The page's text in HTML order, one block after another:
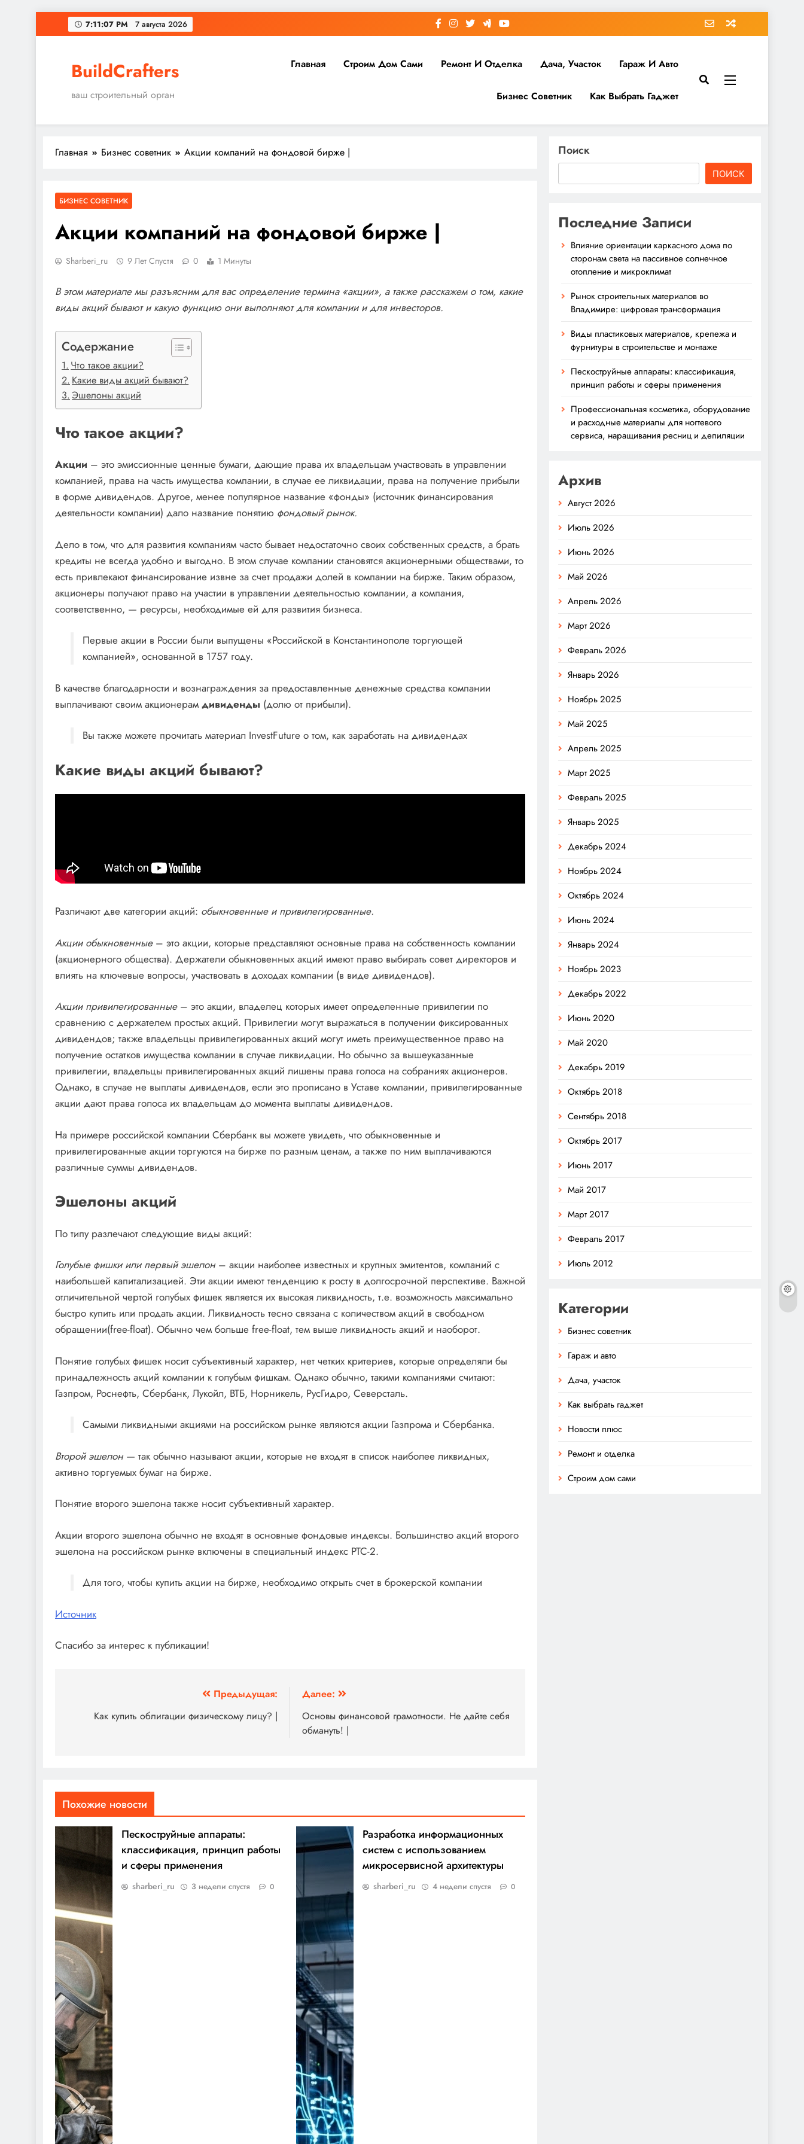
Перейти
к
7:11:08 PM 7 августа 2026
BuildCrafters
ваш строительный орган
Главная Строим Дом Сами Ремонт И Отделка Дача, Участок Гараж И Авто
Бизнес Советник Как Выбрать Гаджет
Главная Бизнес советник Акции компаний на фондовой бирже |
БИЗНЕС СОВЕТНИК
Акции компаний на фондовой бирже |
Sharberi_ru 9 Лет Спустя 0 1 Минуты
В этом материале мы разъясним для вас определение термина «акции», а также расскажем о том, какие
виды акций бывают и какую функцию они выполняют для компании и для инвесторов.
Содержание
Что такое акции?
Какие виды акций бывают?
Эшелоны акций
Что такое акции?
Акции – это эмиссионные ценные бумаги, дающие права их владельцам участвовать в управлении
компанией, права на часть имущества компании, в случае ее ликвидации, права на получение прибыли
в форме дивидендов. Другое, менее популярное название «фонды» (источник финансирования
деятельности компании) дало название понятию фондовый рынок.
Дело в том, что для развития компаниям часто бывает недостаточно своих собственных средств, а брать
кредиты не всегда удобно и выгодно. В этом случае компании становятся акционерными обществами, то
есть привлекают финансирование извне за счет продажи долей в компании на бирже. Таким образом,
акционеры получают право на участии в управлении деятельностью компании, а компания,
соответственно, — ресурсы, необходимые ей для развития бизнеса.
Первые акции в России были выпущены «Российской в Константинополе торгующей
компанией», основанной в 1757 году.
В качестве благодарности и вознаграждения за предоставленные денежные средства компании
выплачивают своим акционерам дивиденды (долю от прибыли).
Вы также можете прочитать материал InvestFuture о том, как заработать на дивидендах
Какие виды акций бывают?
Различают две категории акций: обыкновенные и привилегированные.
Акции обыкновенные– это акции, которые представляют основные права на собственность компании
(акционерного общества). Держатели обыкновенных акций имеют право выбирать совет директоров и
влиять на ключевые вопросы, участвовать в доходах компании (в виде дивидендов).
Акции привилегированные– это акции, владелец которых имеет определенные привилегии по
сравнению с держателем простых акций. Привилегии могут выражаться в получении фиксированных
дивидендов; также владельцы привилегированных акций могут иметь преимущественное право на
получение остатков имущества компании в случае ликвидации. Но обычно за вышеуказанные
привилегии, владельцы привилегированных акций лишены права голоса на собраниях акционеров.
Однако, в случае не выплаты дивидендов, если это прописано в Уставе компании, привилегированные
акции дают права голоса их владельцам до момента выплаты дивидендов.
На примере российской компании Сбербанк вы можете увидеть, что обыкновенные и
привилегированные акции торгуются на бирже по разным ценам, а также по ним выплачиваются
различные суммы дивидендов.
Эшелоны акций
По типу разлечают следующие виды акций:
Голубые фишки или первый эшелон – акции наиболее известных и крупных эмитентов, компаний с
наибольшей капитализацией. Эти акции имеют тенденцию к росту в долгосрочной перспективе. Важной
отличительной чертой голубых фишек является их высокая ликвидность, т.е. возможность максимально
быстро купить или продать акции. Ликвидность тесно связана с количеством акций в свободном
обращении(free-float). Обычно чем больше free-float, тем выше ликвидность акций и наоборот.
Понятие голубых фишек носит субъективный характер, нет четких критериев, которые определяли бы
принадлежность акций компании к голубым фишкам. Однако обычно, такими компаниями считают:
Газпром, Роснефть, Сбербанк, Лукойл, ВТБ, Норникель, РусГидро, Северсталь.
Самыми ликвидными акциями на российском рынке являются акции Газпрома и Сбербанка.
Второй эшелон— так обычно называют акции, которые не входят в список наиболее ликвидных,
активно торгуемых бумаг на бирже.
Понятие второго эшелона также носит субъективный характер.
Акции второго эшелона обычно не входят в основные фондовые индексы. Большинство акций второго
эшелона на российском рынке включены в специальный индекс РТС-2.
Для того, чтобы купить акции на бирже, необходимо открыть счет в брокерской компании
Источник
Спасибо за интерес к публикации!
Предыдущая:
Как купить облигации физическому лицу? |
Далее:
Основы финансовой грамотности. Не дайте себя
обмануть! |
Похожие новости
Пескоструйные аппараты:
классификация, принцип работы
и сферы применения
sharberi_ru 3 недели спустя 0
Разработка информационных
систем с использованием
микросервисной архитектуры
sharberi_ru 4 недели спустя 0
Поиск
ПОИСК
Последние Записи
Влияние ориентации каркасного дома по
сторонам света на пассивное солнечное
отопление и микроклимат
Рынок строительных материалов во
Владимире: цифровая трансформация
Виды пластиковых материалов, крепежа и
фурнитуры в строительстве и монтаже
Пескоструйные аппараты: классификация,
принцип работы и сферы применения
Профессиональная косметика, оборудование
и расходные материалы для ногтевого
сервиса, наращивания ресниц и депиляции
Архив
Август 2026
Июль 2026
Июнь 2026
Май 2026
Апрель 2026
Март 2026
Февраль 2026
Январь 2026
Ноябрь 2025
Май 2025
Апрель 2025
Март 2025
Февраль 2025
Январь 2025
Декабрь 2024
Ноябрь 2024
Октябрь 2024
Июнь 2024
Январь 2024
Ноябрь 2023
Декабрь 2022
Июнь 2020
Май 2020
Декабрь 2019
Октябрь 2018
Сентябрь 2018
Октябрь 2017
Июнь 2017
Май 2017
Март 2017
Февраль 2017
Июль 2012
Категории
Бизнес советник
Гараж и авто
Дача, участок
Как выбрать гаджет
Новости плюс
Ремонт и отделка
Строим дом сами